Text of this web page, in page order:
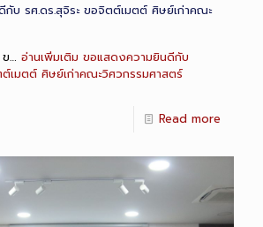
บ รศ.ดร.สุจิระ ขอจิตต์เมตต์ ศิษย์เก่าคณะ
… อ่านเพิ่มเติม ขอแสดงความยินดีกับ
ต์เมตต์ ศิษย์เก่าคณะวิศวกรรมศาสตร์
Read more